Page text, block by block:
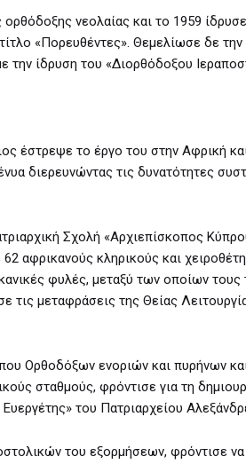
νεολαίας και το 1959
«Πορευθέντες». Θεμελίωσε δε
την ίδρυση του «Διορθόδοξου
έστρεψε το έργο του στην Αφρική
διερευνώντας τις δυνατότητες
Σχολή «Aρχιεπίσκοπος
αφρικανούς κληρικούς και
φυλές, μεταξύ των οποίων
μεταφράσεις της Θείας
Ορθοδόξων ενοριών και πυρήνων
σταθμούς, φρόντισε για τη
του Πατριαρχείου
του εξορμήσεων, φρόντισε